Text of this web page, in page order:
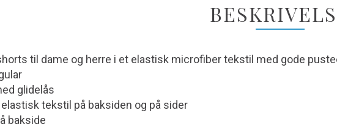
til dame og herre i et elastisk microfiber tekstil med gode
glidelås
tekstil på baksiden og på sider
bakside